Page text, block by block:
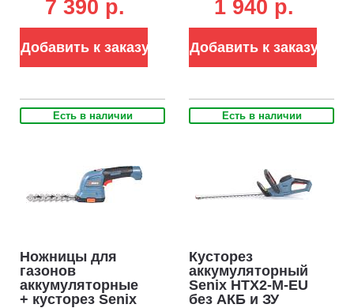
SET с АКБ 1.5 А/ч
и ЗУ (PRC, Li-Ion,
без кейса, 1.0 кг)
7 390 p.
Добавить к заказу
В, 1.5 А/ч, Li-on, 1
1 940 p.
Добавить к заказу
Есть в наличии
Ножницы для
газонов
аккумуляторные
+ кусторез Senix
Есть в наличии
Кусторез
аккумуляторный
Senix HTX2-M-EU
без АКБ и ЗУ